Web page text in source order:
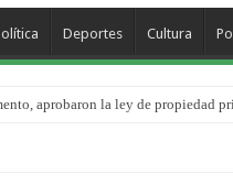
Deportes Cultura
aprobaron la ley de propiedad
de los 90 niños, niñas y